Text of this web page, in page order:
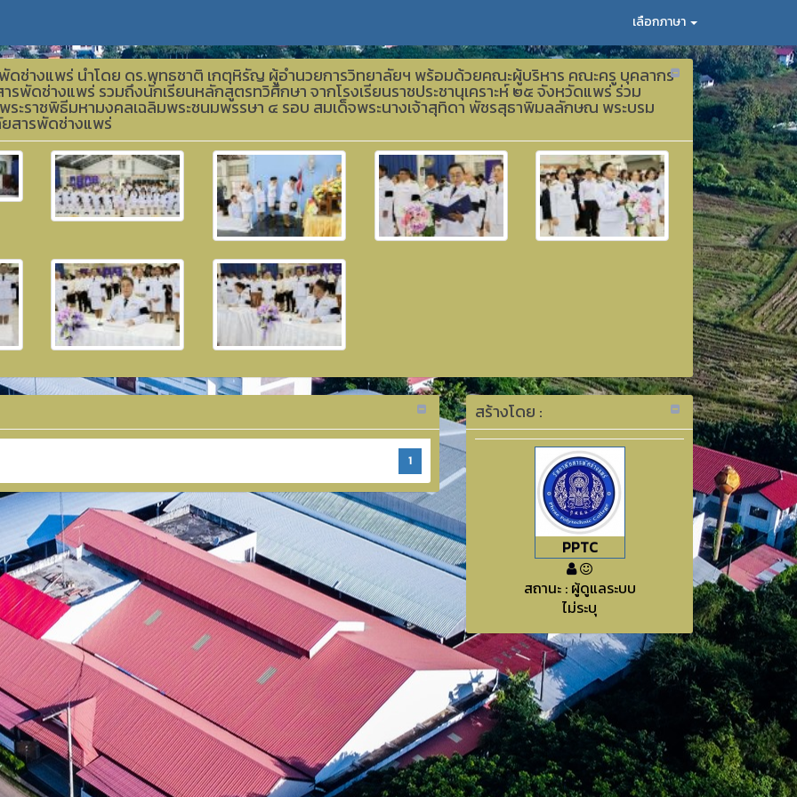
เลือกภาษา
างแพร่ นำโดย ดร.พุทธชาติ เกตุหิรัญ ผู้อำนวยการวิทยาลัยฯ พร้อมด้วยคณะผู้บริหาร คณะครู บุคลากร
พัดช่างแพร่ รวมถึงนักเรียนหลักสูตรทวิศึกษา จากโรงเรียนราชประชานุเคราะห์ ๒๕ จังหวัดแพร่ ร่วม
ะราชพิธีมหามงคลเฉลิมพระชนมพรรษา ๔ รอบ สมเด็จพระนางเจ้าสุทิดา พัชรสุธาพิมลลักษณ พระบรม
สารพัดช่างแพร่
1
สร้างโดย :
PPTC
สถานะ : ผู้ดูแลระบบ
ไม่ระบุ